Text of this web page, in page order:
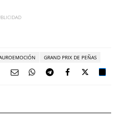
GRAND PRIX DE PEÑAS